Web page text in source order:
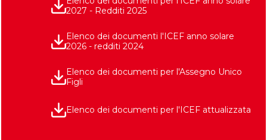
2027 - Redditi 2025
Elenco dei documenti l'ICEF anno solare
2026 - redditi 2024
Elenco dei documenti per l'Assegno Unico
Figli
Elenco dei documenti per l'ICEF attualizzata